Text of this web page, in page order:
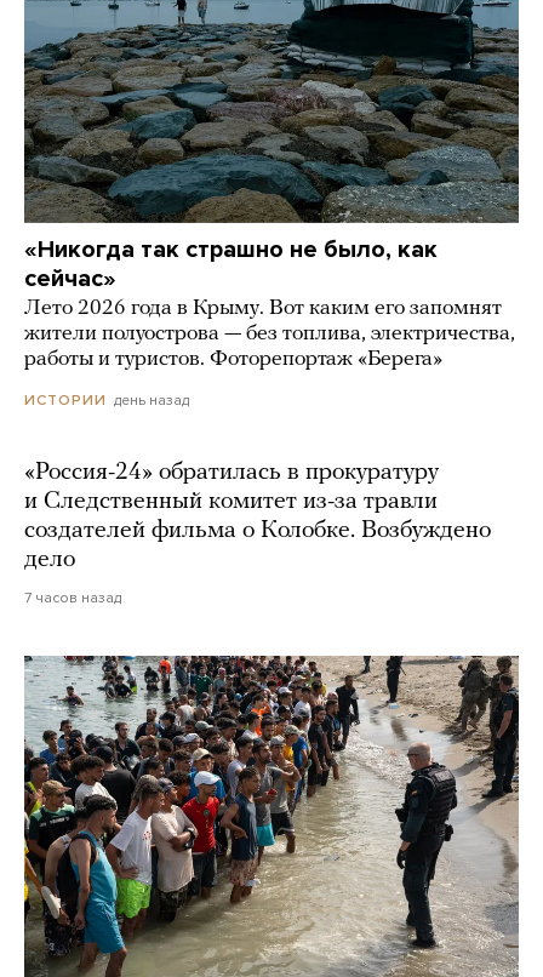
«Никогда так страшно не было, как
сейчас»
Лето 2026 года в Крыму. Вот каким его запомнят
жители полуострова — без топлива, электричества,
работы и туристов. Фоторепортаж «Берега»
ИСТОРИИ день назад
«Россия-24» обратилась в прокуратуру
и Следственный комитет из-за травли
создателей фильма о Колобке. Возбуждено
дело
7 часов назад